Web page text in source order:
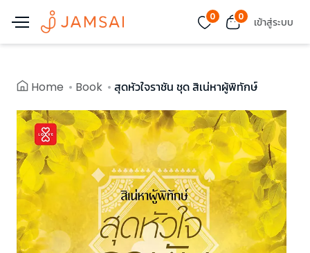
0 0 เข้าสู่ระบบ
Home Book สุดหัวใจราชัน ชุด สิเน่หาผู้พิทักษ์